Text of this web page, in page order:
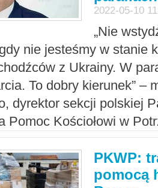
2022-05-10
„Nie
nie jesteśmy w stanie
z Ukrainy. W
To dobry kierunek” –
dyrektor sekcji polskiej
Pomoc Kościołowi w
PKWP:
pomocą